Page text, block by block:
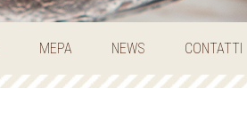
MEPA NEWS CONTATTI